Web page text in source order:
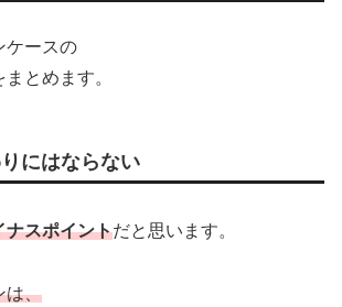
ケースの
とめます。
にはならない
ナスポイントだと思います。
は、